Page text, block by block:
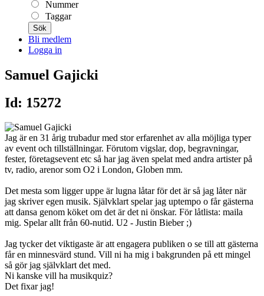
Nummer
Taggar
Sök
Bli medlem
Logga in
Samuel Gajicki
Id: 15272
Jag är en 31 årig trubadur med stor erfarenhet av alla möjliga typer
av event och tillställningar. Förutom vigslar, dop, begravningar,
fester, företagsevent etc så har jag även spelat med andra artister på
tv, radio, arenor som O2 i London, Globen mm.
Det mesta som ligger uppe är lugna låtar för det är så jag låter när
jag skriver egen musik. Självklart spelar jag uptempo o får gästerna
att dansa genom köket om det är det ni önskar. För låtlista: maila
mig. Spelar allt från 60-nutid. U2 - Justin Bieber ;)
Jag tycker det viktigaste är att engagera publiken o se till att gästerna
får en minnesvärd stund. Vill ni ha mig i bakgrunden på ett mingel
så gör jag självklart det med.
Ni kanske vill ha musikquiz?
Det fixar jag!